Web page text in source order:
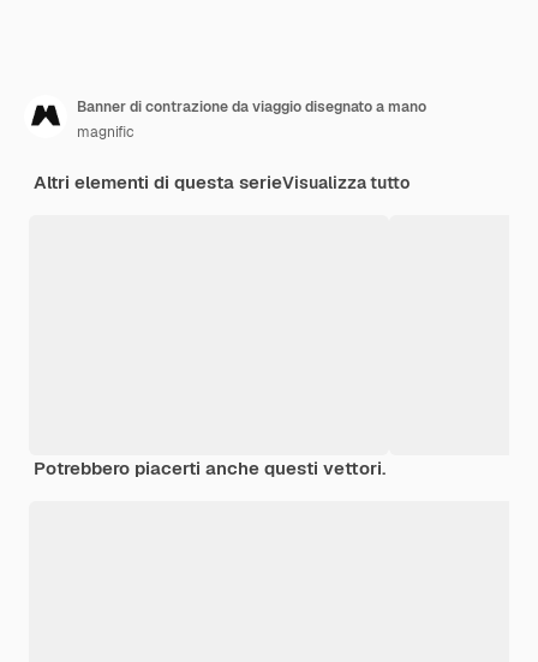
Banner di contrazione da viaggio disegnato a mano
magnific
Altri elementi di questa serieVisualizza tutto
Potrebbero piacerti anche questi vettori.